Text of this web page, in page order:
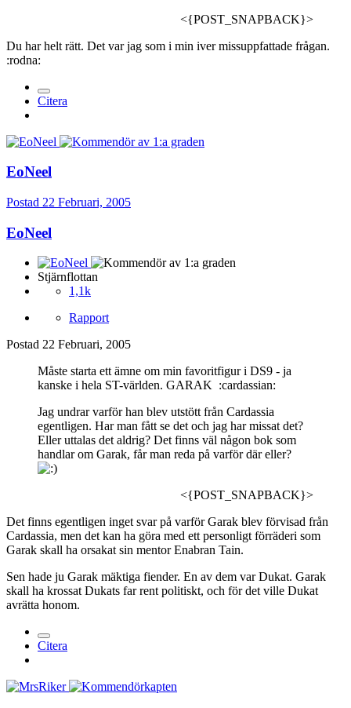
<{POST_SNAPBACK}>
Du har helt rätt. Det var jag som i min iver missuppfattade frågan.
:rodna:
Citera
EoNeel
Postad 22 Februari, 2005
EoNeel
Stjärnflottan
1,1k
Rapport
Postad 22 Februari, 2005
Måste starta ett ämne om min favoritfigur i DS9 - ja
kanske i hela ST-världen. GARAK :cardassian:
Jag undrar varför han blev utstött från Cardassia
egentligen. Har man fått se det och jag har missat det?
Eller uttalas det aldrig? Det finns väl någon bok som
handlar om Garak, får man reda på varför där eller?
<{POST_SNAPBACK}>
Det finns egentligen inget svar på varför Garak blev förvisad från
Cardassia, men det kan ha göra med ett personligt förräderi som
Garak skall ha orsakat sin mentor Enabran Tain.
Sen hade ju Garak mäktiga fiender. En av dem var Dukat. Garak
skall ha krossat Dukats far rent politiskt, och för det ville Dukat
avrätta honom.
Citera